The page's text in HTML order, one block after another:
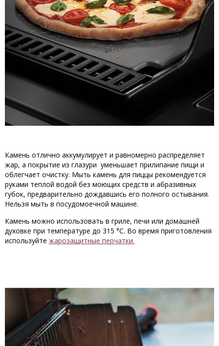
Камень отлично аккумулирует и равномерно распределяет
жар, а покрытие из глазури уменьшает прилипание пищи и
облегчает очистку. Мыть камень для пиццы рекомендуется
руками теплой водой без моющих средств и абразивных
губок, предварительно дождавшись его полного остывания.
Нельзя мыть в посудомоечной машине.
Камень можно использовать в гриле, печи или домашней
духовке при температуре до 315 °C. Во время приготовления
используйте жарозащитные перчатки.